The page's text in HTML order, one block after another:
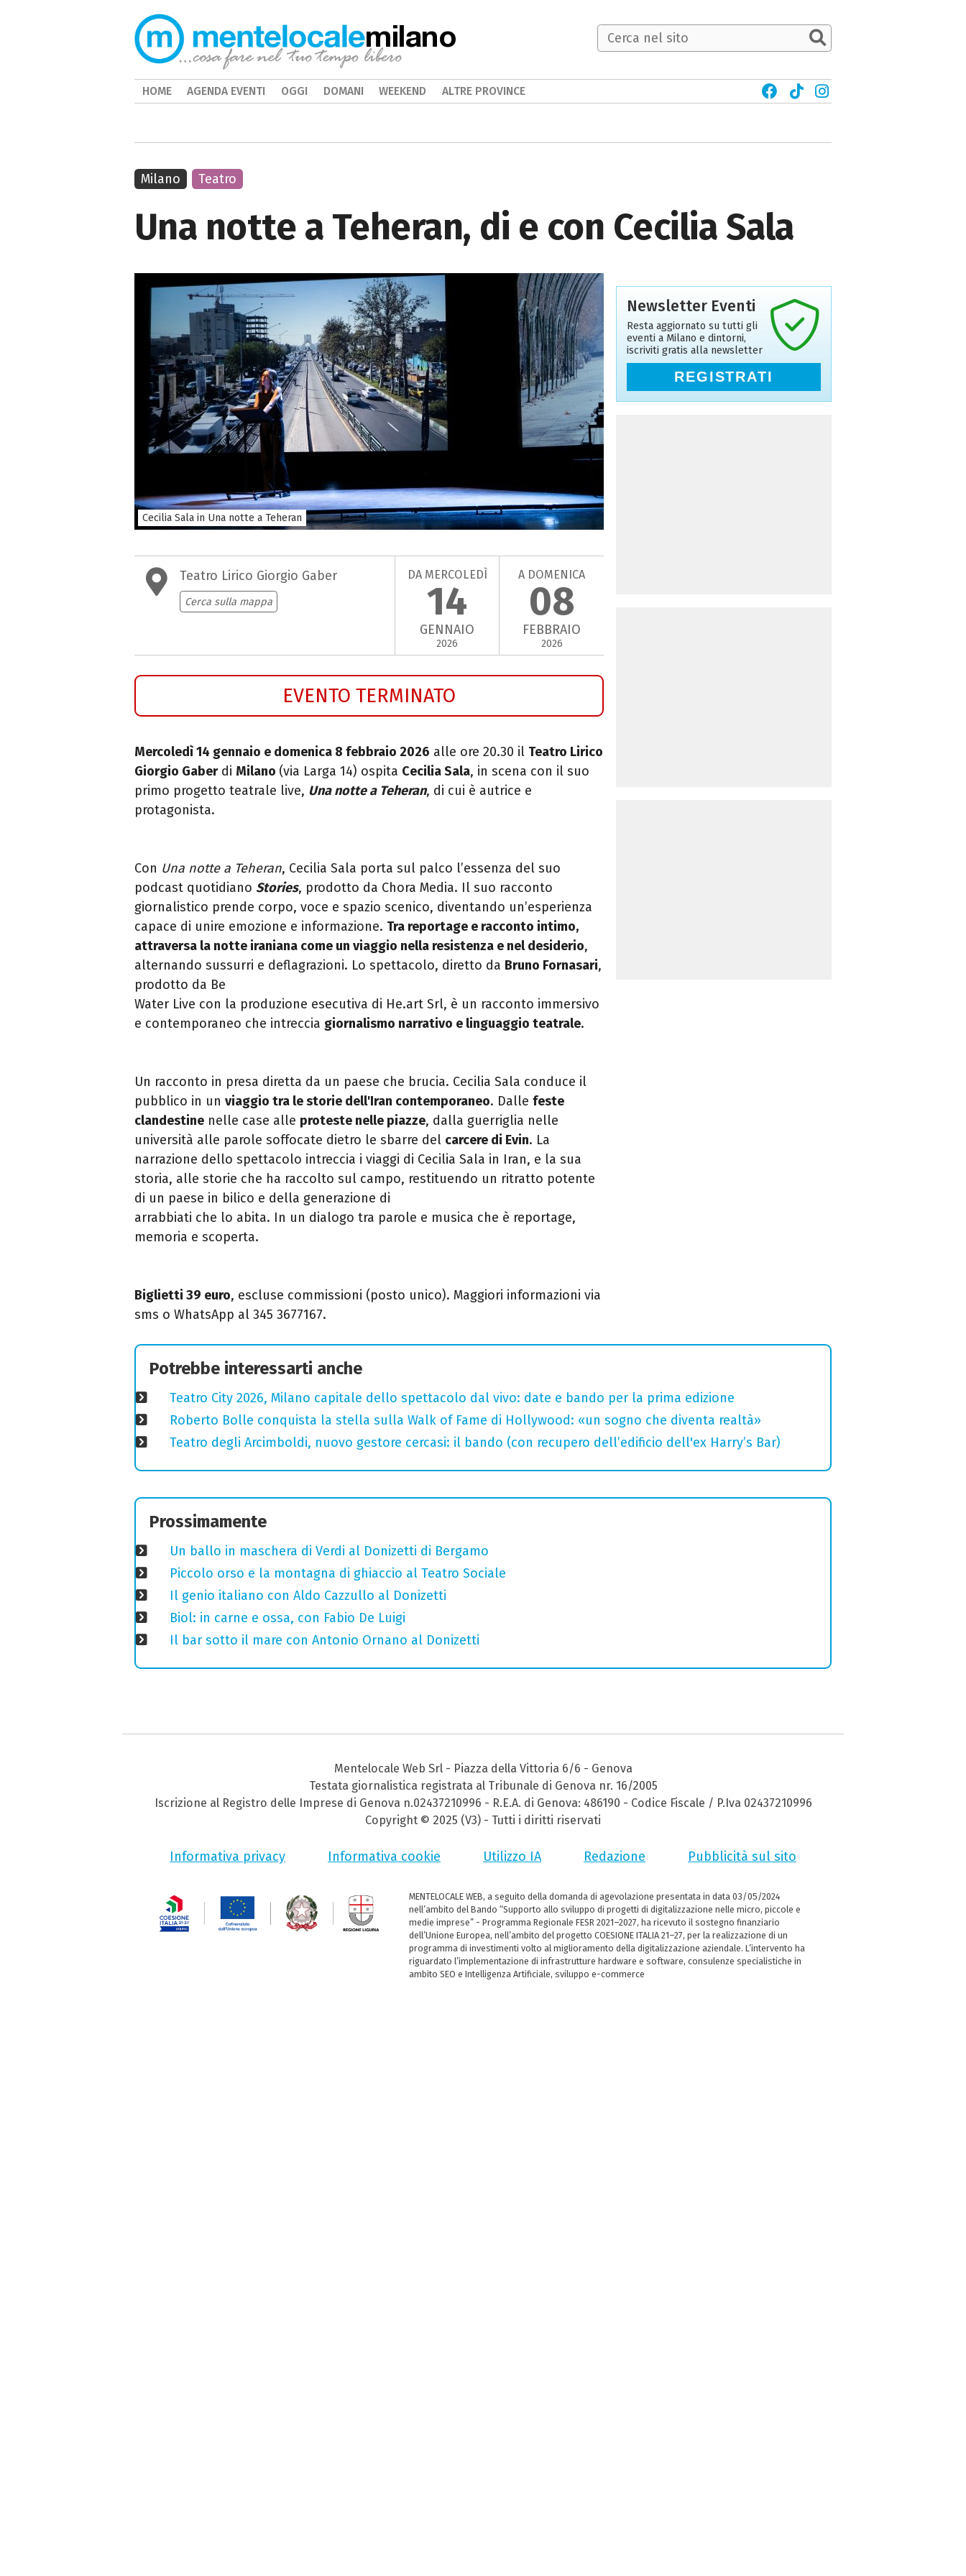
Una notte a Teheran, di e con Cecilia Sala
Cecilia Sala in Una notte a Teheran
Teatro Lirico Giorgio Gaber
Cerca sulla mappa
DA MERCOLEDÌ
14
GENNAIO
2026
A DOMENICA
08
FEBBRAIO
2026
EVENTO TERMINATO
Mercoledì 14 gennaio e domenica 8 febbraio 2026 alle ore 20.30 il Teatro Lirico
Giorgio Gaberdi Milano (via Larga 14) ospita Cecilia Sala, in scena con il suo
primo progetto teatrale live, Una notte a Teheran, di cui è autrice e
protagonista.
Con Una notte a Teheran, Cecilia Sala porta sul palco l’essenza del suo
podcast quotidiano Stories, prodotto da Chora Media. Il suo racconto
giornalistico prende corpo, voce e spazio scenico, diventando un’esperienza
capace di unire emozione e informazione. Tra reportage e racconto intimo,
attraversa la notte iraniana come un viaggio nella resistenza e nel desiderio,
alternando sussurri e deflagrazioni. Lo spettacolo, diretto da Bruno Fornasari,
prodotto da Be
Water Live con la produzione esecutiva di He.art Srl, è un racconto immersivo
e contemporaneo che intreccia giornalismo narrativo e linguaggio teatrale.
Un racconto in presa diretta da un paese che brucia. Cecilia Sala conduce il
pubblico in un viaggio tra le storie dell'Iran contemporaneo. Dalle feste
clandestine nelle case alle proteste nelle piazze, dalla guerriglia nelle
università alle parole soffocate dietro le sbarre del carcere di Evin. La
narrazione dello spettacolo intreccia i viaggi di Cecilia Sala in Iran, e la sua
storia, alle storie che ha raccolto sul campo, restituendo un ritratto potente
di un paese in bilico e della generazione di
arrabbiati che lo abita. In un dialogo tra parole e musica che è reportage,
memoria e scoperta.
Biglietti 39 euro, escluse commissioni (posto unico). Maggiori informazioni via
sms o WhatsApp al 345 3677167.
Milano Teatro
Newsletter Eventi
Resta aggiornato su tutti gli
eventi a Milano e dintorni,
iscriviti gratis alla newsletter
REGISTRATI
Potrebbe interessarti anche
Teatro City 2026, Milano capitale dello spettacolo dal vivo: date e bando per la prima edizione
Roberto Bolle conquista la stella sulla Walk of Fame di Hollywood: «un sogno che diventa realtà»
Teatro degli Arcimboldi, nuovo gestore cercasi: il bando (con recupero dell’edificio dell'ex Harry’s Bar)
Prossimamente
Un ballo in maschera di Verdi al Donizetti di Bergamo
Piccolo orso e la montagna di ghiaccio al Teatro Sociale
Il genio italiano con Aldo Cazzullo al Donizetti
Biol: in carne e ossa, con Fabio De Luigi
Il bar sotto il mare con Antonio Ornano al Donizetti
milano
HOME AGENDA EVENTI OGGI DOMANI WEEKEND ALTRE PROVINCE
Mentelocale Web Srl - Piazza della Vittoria 6/6 - Genova
Testata giornalistica registrata al Tribunale di Genova nr. 16/2005
Iscrizione al Registro delle Imprese di Genova n.02437210996 - R.E.A. di Genova: 486190 - Codice Fiscale / P.Iva 02437210996
Copyright © 2025 (V3) - Tutti i diritti riservati
Informativa privacy Informativa cookie Utilizzo IA Redazione Pubblicità sul sito
MENTELOCALE WEB, a seguito della domanda di agevolazione presentata in data 03/05/2024
nell’ambito del Bando “Supporto allo sviluppo di progetti di digitalizzazione nelle micro, piccole e
medie imprese” - Programma Regionale FESR 2021–2027, ha ricevuto il sostegno finanziario
dell’Unione Europea, nell’ambito del progetto COESIONE ITALIA 21–27, per la realizzazione di un
programma di investimenti volto al miglioramento della digitalizzazione aziendale. L’intervento ha
riguardato l’implementazione di infrastrutture hardware e software, consulenze specialistiche in
ambito SEO e Intelligenza Artificiale, sviluppo e-commerce